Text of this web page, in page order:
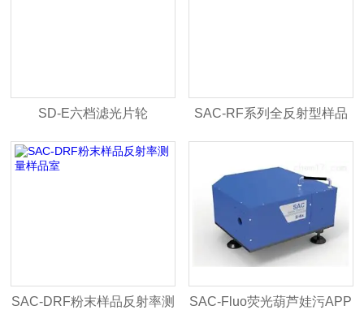
SD-E六档滤光片轮 SAC-RF系列全反射型样品
室
SAC-DRF粉末样品反射率测 SAC-Fluo荧光葫芦娃污APP